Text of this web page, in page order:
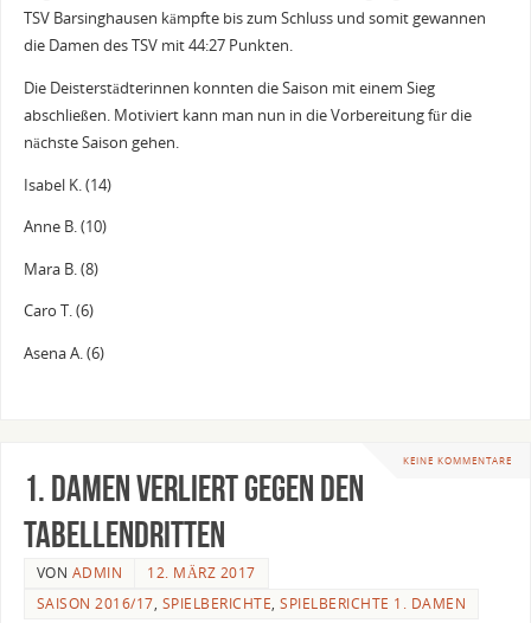
TSV Barsinghausen kämpfte bis zum Schluss und somit gewannen
die Damen des TSV mit 44:27 Punkten.
Die Deisterstädterinnen konnten die Saison mit einem Sieg
abschließen. Motiviert kann man nun in die Vorbereitung für die
nächste Saison gehen.
Isabel K. (14)
Anne B. (10)
Mara B. (8)
Caro T. (6)
Asena A. (6)
KEINE KOMMENTARE
1. Damen verliert gegen den
Tabellendritten
VON ADMIN
12. MÄRZ 2017
SAISON 2016/17, SPIELBERICHTE,SPIELBERICHTE 1. DAMEN